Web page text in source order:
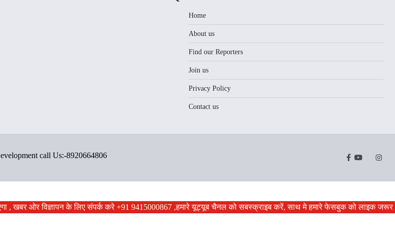
Home
About us
Find our Reporters
Join us
Privacy Policy
Contact us
call Us:-8920664806
Facebook
Youtube
Twitter
, खबर ओर विज्ञापन के लिए संपर्क करे +91 9415000867 ,हमारे यूट्यूब चैनल को सबस्क्राइब करें, साथ मे हमारे फेसबुक को लाइक जरूर